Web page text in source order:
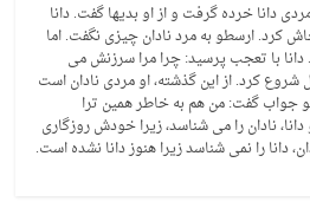
دانا خرده گرفت و از او بدیها گفت. دانا
کرد. ارسطو به مرد نادان چیزی نگفت. اما
دانا با تعجب پرسید: چرا مرا سرزنش می
شروع کرد. از این گذشته، او مردی نادان است
جواب گفت: من هم به خاطر همین ترا
نادان را می شناسد، زیرا خودش روزگاری
دانا را نمی شناسد زیرا هنوز دانا نشده است.